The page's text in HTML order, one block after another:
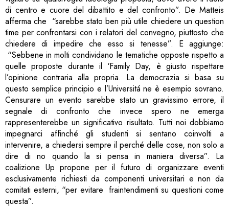
di centro e cuore del dibattito e del confronto”. De Matteis
afferma che “sarebbe stato ben più utile chiedere un question
time per confrontarsi con i relatori del convegno, piuttosto che
chiedere di impedire che esso si tenesse”. E aggiunge:
“Sebbene in molti condividano le tematiche opposte rispetto a
quelle proposte durante il ‘Family Day, è giusto rispettare
l’opinione contraria alla propria. La democrazia si basa su
questo semplice principio e l’Universitá ne è esempio sovrano.
Censurare un evento sarebbe stato un gravissimo errore, il
segnale di confronto che invece spero ne emerga
rappresenterebbe un significativo risultato. Tutti noi dobbiamo
impegnarci affinché gli studenti si sentano coinvolti a
intervenire, a chiedersi sempre il perché delle cose, non solo a
dire di no quando la si pensa in maniera diversa”. La
coalizione Up propone per il futuro di organizzare eventi
esclusivamente richiesti da componenti universitari e non da
comitati esterni, “per evitare fraintendimenti su questioni come
questa”.